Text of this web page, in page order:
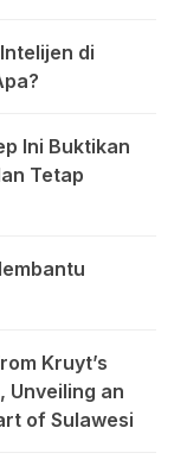
di
Ini Buktikan
Tetap
Kruyt’s
Unveiling an
of Sulawesi